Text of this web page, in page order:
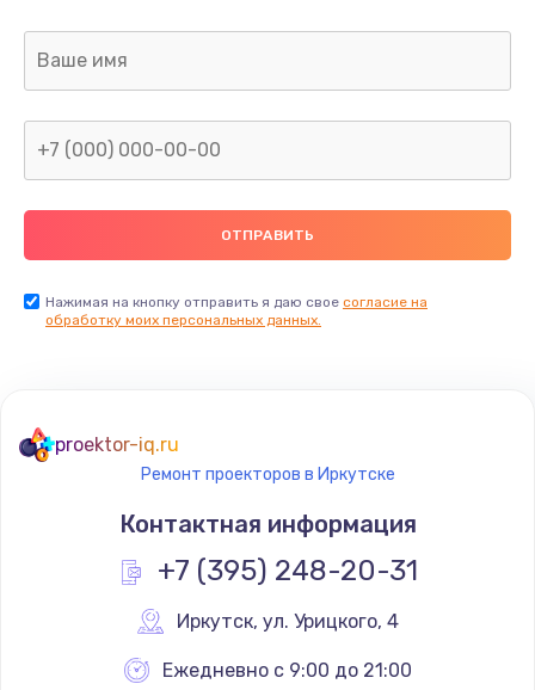
2000 руб.
Ремонт пищалок(твитеров)
900 руб.
Заказать
1795 руб.
Заказать
Ремонт разъема питания
1120 руб.
Нажимая на кнопку отправить я даю свое согласие на
обработку моих персональных данных.
proektor-iq.ru
Ремонт проекторов в Иркутске
Контактная информация
+7 (395) 248-20-31
Иркутск, ул. Урицкого, 4
Ежедневно с 9:00 до 21:00